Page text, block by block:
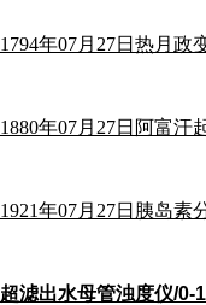
1794年07月27日热月政
1880年07月27日阿富
1921年07月27日胰岛素
超滤出水母管浊度仪/0-